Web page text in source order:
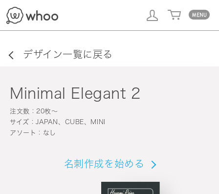
デザイン一覧に戻る
Minimal Elegant 2
注文数：20枚〜
サイズ：JAPAN、CUBE、MINI
アソート：なし
名刺作成を始める